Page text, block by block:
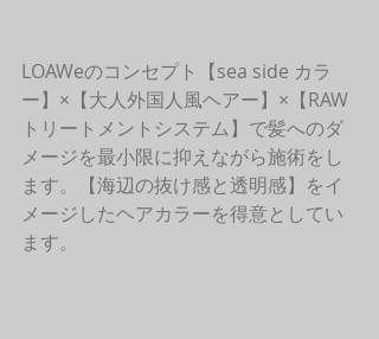
LOAWeのコンセプト【sea side カラ
ー】×【大人外国人風ヘアー】×【RAW
トリートメントシステム】で髪へのダ
メージを最小限に抑えながら施術をし
ます。【海辺の抜け感と透明感】をイ
メージしたヘアカラーを得意としてい
ます。